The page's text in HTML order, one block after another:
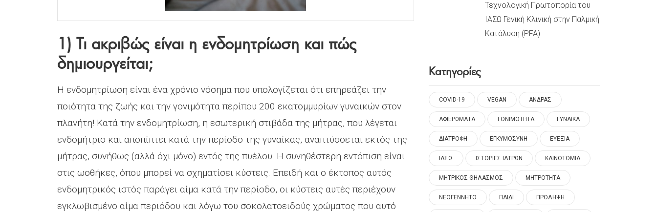
1) Τι ακριβώς είναι η ενδομητρίωση και πώς
δημιουργείται;
Η ενδομητρίωση είναι ένα χρόνιο νόσημα που υπολογίζεται ότι επηρεάζει την
ποιότητα της ζωής και την γονιμότητα περίπου 200 εκατομμυρίων γυναικών στον
πλανήτη! Κατά την ενδομητρίωση, η εσωτερική στιβάδα της μήτρας, που λέγεται
ενδομήτριο και αποπίπτει κατά την περίοδο της γυναίκας, αναπτύσσεται εκτός της
μήτρας, συνήθως (αλλά όχι μόνο) εντός της πυέλου. Η συνηθέστερη εντόπιση είναι
στις ωοθήκες, όπου μπορεί να σχηματίσει κύστεις. Επειδή και ο έκτοπος αυτός
ενδομητρικός ιστός παράγει αίμα κατά την περίοδο, οι κύστεις αυτές περιέχουν
εγκλωβισμένο αίμα περιόδου και λόγω του σοκολατοειδούς χρώματος που αυτό
Τεχνολογική Πρωτοπορία του
ΙΑΣΩ Γενική Κλινική στην Παλμική
Κατάλυση (PFA)
Κατηγορίες
COVID-19 VEGAN ΑΝΔΡΑΣ
ΑΦΙΕΡΩΜΑΤΑ ΓΟΝΙΜΟΤΗΤΑ ΓΥΝΑΙΚΑ
ΔΙΑΤΡΟΦΗ ΕΓΚΥΜΟΣΥΝΗ ΕΥΕΞΙΑ
ΙΑΣΩ ΙΣΤΟΡΙΕΣ ΙΑΤΡΩΝ ΚΑΙΝΟΤΟΜΙΑ
ΜΗΤΡΙΚΟΣ ΘΗΛΑΣΜΟΣ ΜΗΤΡΟΤΗΤΑ
ΝΕΟΓΕΝΝΗΤΟ ΠΑΙΔΙ ΠΡΟΛΗΨΗ